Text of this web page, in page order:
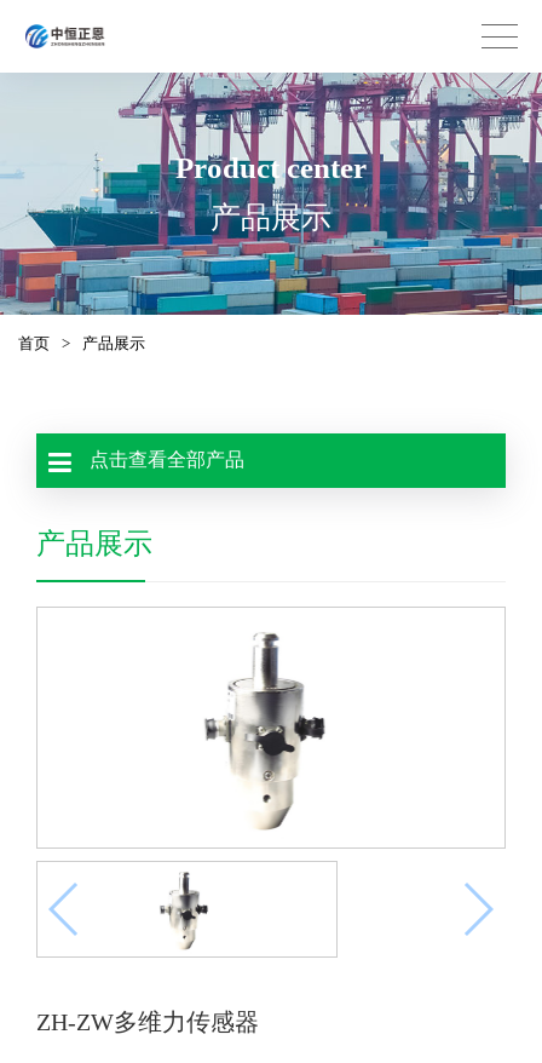
Product center
产品展示
首页 > 产品展示
点击查看全部产品
产品展示
ZH-ZW多维力传感器